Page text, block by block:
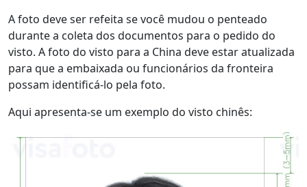
A foto deve ser refeita se você mudou o penteado
durante a coleta dos documentos para o pedido do
visto. A foto do visto para a China deve estar atualizada
para que a embaixada ou funcionários da fronteira
possam identificá-lo pela foto.
Aqui apresenta-se um exemplo do visto chinês: